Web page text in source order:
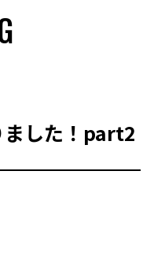
ました！part2